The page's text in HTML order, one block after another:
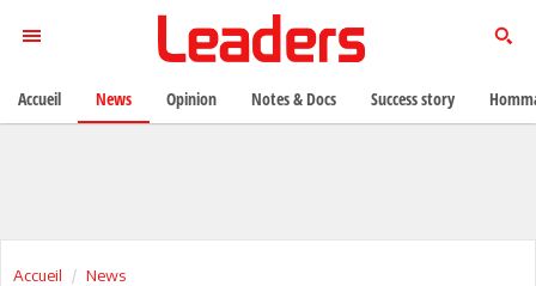
Accueil News
Accueil News Opinion Notes & Docs Success story